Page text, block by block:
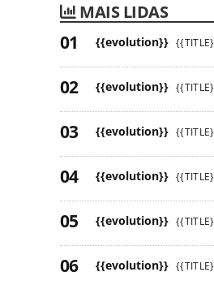
MAIS LIDAS
{{evolution}}
{{evolution}}
{{evolution}}
{{evolution}}
{{evolution}}
{{evolution}}